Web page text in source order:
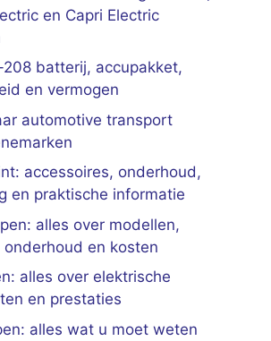
en Capri Electric
208 batterij, accupakket,
en vermogen
automotive transport
accessoires, onderhoud,
en praktische informatie
alles over modellen,
onderhoud en kosten
alles over elektrische
en prestaties
alles wat u moet weten